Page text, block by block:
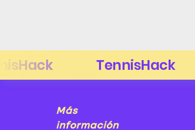
Más
información